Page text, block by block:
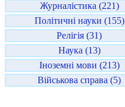
Журналістика (221)
Політичні науки (155)
Релігія (31)
Наука (13)
Іноземні мови (213)
Військова справа (5)